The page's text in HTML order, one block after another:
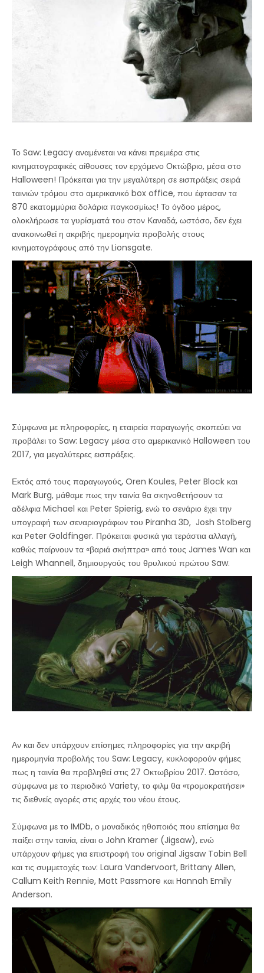
Το Saw: Legacy αναμένεται να κάνει πρεμιέρα στις
κινηματογραφικές αίθουσες τον ερχόμενο Οκτώβριο, μέσα στο
Halloween! Πρόκειται για την μεγαλύτερη σε εισπράξεις σειρά
ταινιών τρόμου στο αμερικανικό box office, που έφτασαν τα
870 εκατομμύρια δολάρια παγκοσμίως! Το όγδοο μέρος,
ολοκλήρωσε τα γυρίσματά του στον Καναδά, ωστόσο, δεν έχει
ανακοινωθεί η ακριβής ημερομηνία προβολής στους
κινηματογράφους από την Lionsgate.
Σύμφωνα με πληροφορίες, η εταιρεία παραγωγής σκοπεύει να
προβάλει το Saw: Legacy μέσα στο αμερικανικό Halloween του
2017, για μεγαλύτερες εισπράξεις.
Εκτός από τους παραγωγούς, Oren Koules, Peter Block και
Mark Burg, μάθαμε πως την ταινία θα σκηνοθετήσουν τα
αδέλφια Michael και Peter Spierig, ενώ το σενάριο έχει την
υπογραφή των σεναριογράφων του Piranha 3D, Josh Stolberg
και Peter Goldfinger. Πρόκειται φυσικά για τεράστια αλλαγή,
καθώς παίρνουν τα «βαριά σκήπτρα» από τους James Wan και
Leigh Whannell, δημιουργούς του θρυλικού πρώτου Saw.
Αν και δεν υπάρχουν επίσημες πληροφορίες για την ακριβή
ημερομηνία προβολής του Saw: Legacy, κυκλοφορούν φήμες
πως η ταινία θα προβληθεί στις 27 Οκτωβρίου 2017. Ωστόσο,
σύμφωνα με το περιοδικό Variety, το φιλμ θα «τρομοκρατήσει»
τις διεθνείς αγορές στις αρχές του νέου έτους.
Σύμφωνα με το IMDb, ο μοναδικός ηθοποιός που επίσημα θα
παίξει στην ταινία, είναι ο John Kramer (Jigsaw), ενώ
υπάρχουν φήμες για επιστροφή του original Jigsaw Tobin Bell
και τις συμμετοχές των: Laura Vandervoort, Brittany Allen,
Callum Keith Rennie, Matt Passmore και Hannah Emily
Anderson.